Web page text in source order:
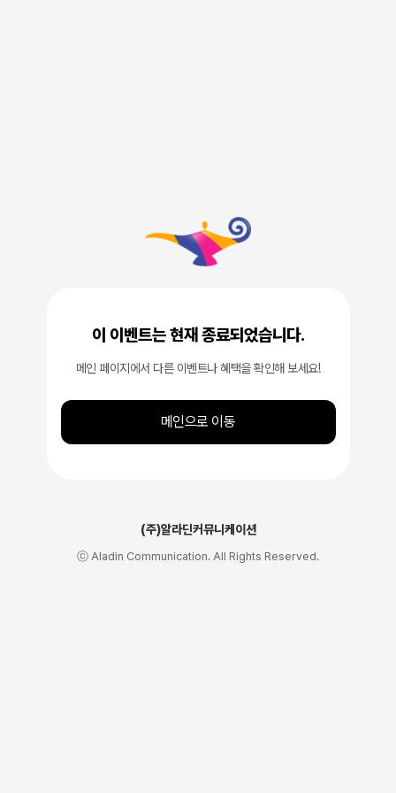
이 이벤트는 현재 종료되었습니다.
메인 페이지에서 다른 이벤트나 혜택을 확인해 보세요!
메인으로 이동
(주)알라딘커뮤니케이션
ⓒ Aladin Communication. All Rights Reserved.